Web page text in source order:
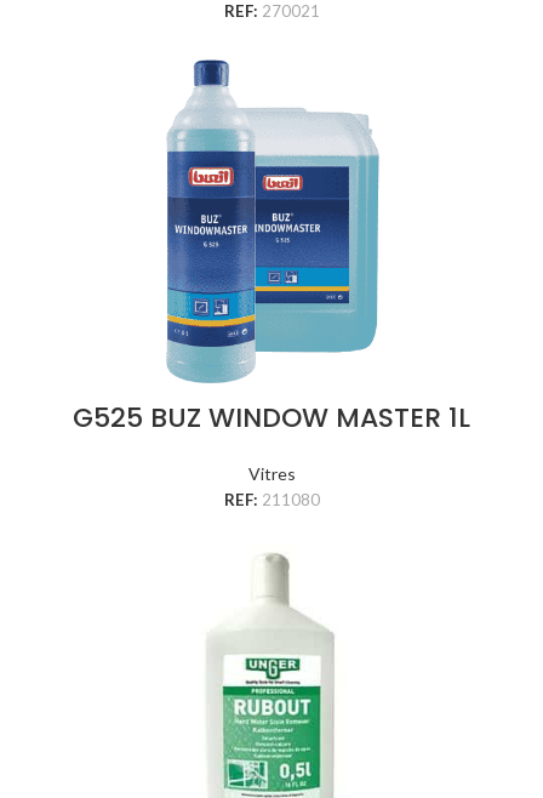
REF: 270021
G525 BUZ WINDOW MASTER 1L
Vitres
REF: 211080